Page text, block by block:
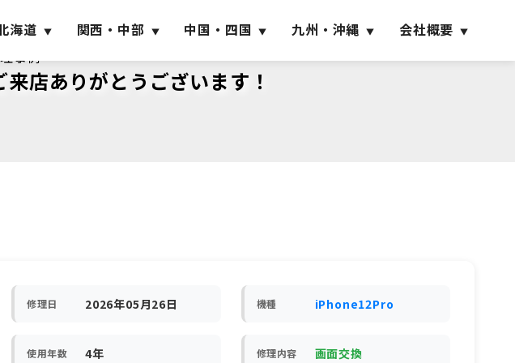
海道 関西・中部 中国・四国 九州・沖縄
会社概要
事例
店ありがとうございます！
修理日 2026年05月26日 機種 iPhone12Pro
使用年数 4年 修理内容 画面交換